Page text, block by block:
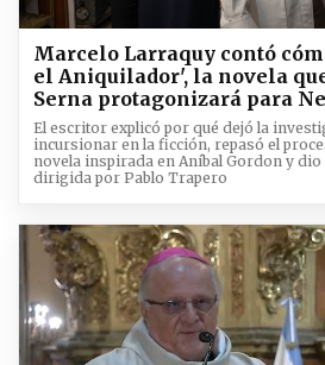
Marcelo Larraquy contó
el Aniquilador', la novela
Serna protagonizará para
El escritor explicó por qué dejó la
incursionar en la ficción, repasó el
novela inspirada en Aníbal Gordon y dio
dirigida por Pablo Trapero